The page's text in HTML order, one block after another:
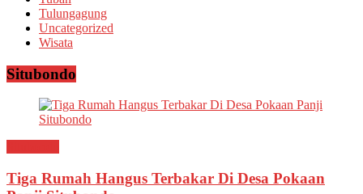
Tulungagung
Uncategorized
Wisata
Situbondo
Tiga Rumah Hangus Terbakar Di Desa Pokaan